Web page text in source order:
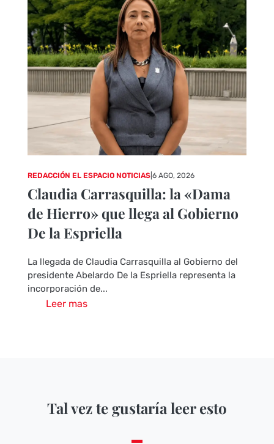
REDACCIÓN EL ESPACIO NOTICIAS| 6 AGO, 2026
Claudia Carrasquilla: la «Dama
de Hierro» que llega al Gobierno
De la Espriella
La llegada de Claudia Carrasquilla al Gobierno del
presidente Abelardo De la Espriella representa la
incorporación de...
Leer mas
Tal vez te gustaría leer esto